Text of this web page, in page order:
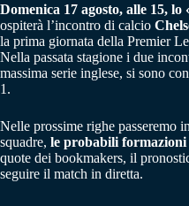
Domenica 17 agosto, alle 15, lo
ospiterà l’incontro di calcio
la prima giornata della Premier
Nella passata stagione i due
massima serie inglese, si sono
1.
Nelle prossime righe passeremo
squadre, le probabili formazioni
quote dei bookmakers, il
seguire il match in diretta.